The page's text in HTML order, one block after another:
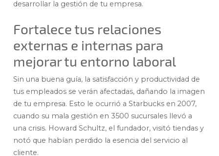
desarrollar la gestión de tu empresa.
Fortalece tus relaciones
externas e internas para
mejorar tu entorno laboral
Sin una buena guía, la satisfacción y productividad de
tus empleados se verán afectadas, dañando la imagen
de tu empresa. Esto le ocurrió a Starbucks en 2007,
cuando su mala gestión en 3500 sucursales llevó a
una crisis. Howard Schultz, el fundador, visitó tiendas y
notó que habían perdido la esencia del servicio al
cliente.